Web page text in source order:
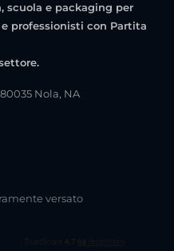
scuola e packaging per
professionisti con Partita
Nola, NA
versato